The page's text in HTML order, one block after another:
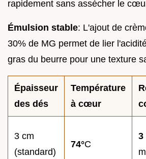
rapidement sans assécher le
Émulsion stable: L'ajout de
30% de MG permet de lier
gras du beurre pour une texture
Épaisseur
des dés
Température
à cœur
3 cm
(standard)
74°C
3